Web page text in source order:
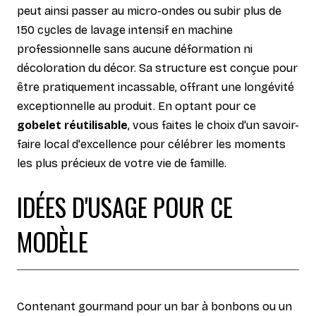
peut ainsi passer au micro-ondes ou subir plus de
150 cycles de lavage intensif en machine
professionnelle sans aucune déformation ni
décoloration du décor. Sa structure est conçue pour
être pratiquement incassable, offrant une longévité
exceptionnelle au produit. En optant pour ce
gobelet réutilisable, vous faites le choix d'un savoir-
faire local d'excellence pour célébrer les moments
les plus précieux de votre vie de famille.
IDÉES D'USAGE POUR CE
MODÈLE
Contenant gourmand pour un bar à bonbons ou un